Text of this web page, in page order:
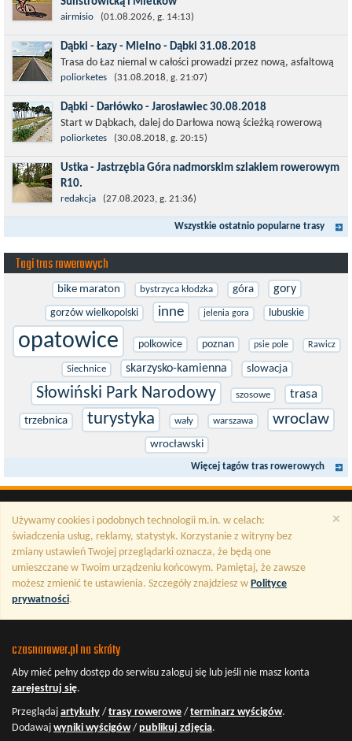
Łatwa, szosowa runda pod Wrocławiem, raczej płaska z jednym
małym podjazdem na Przełęcz Sulistrowicką od strony Olesznej.
To trasa idealna na...
airmisio (01.08.2026, g. 14:13)
Dąbki - Łazy - Mielno - Dąbki 31.08.2018
Trasa do Łaz niemal w całości prowadzi przez nową, asfaltową
ścieżkę rowerową (od Dąbek do Iwięcina wzdłuż drogi 203).
Niestety jest to trasa nie...
poliorketes (31.08.2018, g. 21:07)
Dąbki - Darłówko - Jarosławiec 30.08.2018
Start w Dąbkach, dalej do Darłowa nową ścieżką rowerową
(niekiedy pieszo-rowerową), gdzie na pierwszym rondzie zjazd
w stronę Darłówka Zachodniego....
poliorketes (30.08.2018, g. 20:15)
Ustka - Jastrzębia Góra nadmorskim szlakiem rowerowym
R10.
Międzynarodowy Szlak Rowerowy R-10, jest częścią sieci
EuroVelo. Prowadzi wzdłuż brzegu dookoła Morza Bałtyckiego.
Trasa liczy w sumie ponad 8500...
redakcja (27.08.2023, g. 21:36)
Wszystkie ostatnio popularne trasy
Tagi tras rowerowych
bike maraton bystrzyca kłodzka góra gory
gorzów wielkopolski inne jelenia gora lubuskie
opatowice polkowice poznan psie pole Rawicz
Siechnice skarzysko-kamienna slowacja
Słowiński Park Narodowy szosowe trasa
trzebnica turystyka wały warszawa wroclaw
wrocławski
Więcej tagów tras rowerowych
×
Używamy cookies i podobnych technologii m.in. w celach:
świadczenia usług, reklamy, statystyk. Korzystanie z witryny bez
zmiany ustawień Twojej przeglądarki oznacza, że będą one
umieszczane w Twoim urządzeniu końcowym. Pamiętaj, że zawsze
możesz zmienić te ustawienia. Szczegóły znajdziesz w Polityce
prywatności.
czasnarower.pl na skróty
Aby mieć pełny dostęp do serwisu zaloguj się lub jeśli nie masz konta
zarejestruj się.
Przeglądaj artykuły / trasy rowerowe / terminarz wyścigów.
Dodawaj wyniki wyścigów/ publikuj zdjęcia.